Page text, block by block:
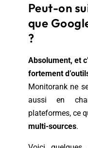
Peut-on
que
?
Absolument, et
fortement
Monitorank ne
aussi en
plateformes, ce
multi-sources.